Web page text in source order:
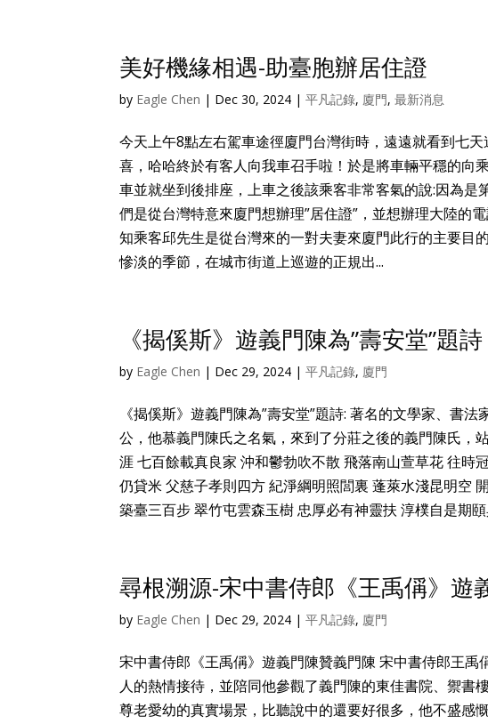
美好機緣相遇-助臺胞辦居住證
by Eagle Chen | Dec 30, 2024 |平凡記錄, 廈門,最新消息
今天上午8點左右駕車途徑廈門台灣街時，遠遠就看到七
喜，哈哈終於有客人向我車召手啦！於是將車輛平穩的向
車並就坐到後排座，上車之後該乘客非常客氣的說:因為
們是從台灣特意來廈門想辦理”居住證”，並想辦理大陸的
知乘客邱先生是從台灣來的一對夫妻來廈門此行的主要目
慘淡的季節，在城市街道上巡遊的正規出...
《揭傒斯》遊義門陳為”壽安堂”題詩
by Eagle Chen | Dec 29, 2024 |平凡記錄, 廈門
《揭傒斯》遊義門陳為”壽安堂”題詩: 著名的文學家、書
公，他慕義門陳氏之名氣，來到了分莊之後的義門陳氏，
涯 七百餘載真良家 沖和鬱勃吹不散 飛落南山萱草花 往時
仍貸米 父慈子孝則四方 紀淨綱明照閭裏 蓬萊水淺昆明空
築臺三百步 翠竹屯雲森玉樹 忠厚必有神靈扶 淳樸自是期
尋根溯源-宋中書侍郎《王禹偁》遊
by Eagle Chen | Dec 29, 2024 |平凡記錄, 廈門
宋中書侍郎《王禹偁》遊義門陳贊義門陳 宋中書侍郎王
人的熱情接待，並陪同他參觀了義門陳的東佳書院、禦書
尊老愛幼的真實場景，比聽說中的還要好很多，他不盛感